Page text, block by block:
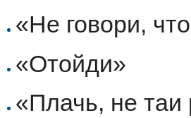
«Не говори,
«Отойди»
«Плачь, не